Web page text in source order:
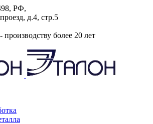
РФ,
д.4, стр.5
производству более 20 лет